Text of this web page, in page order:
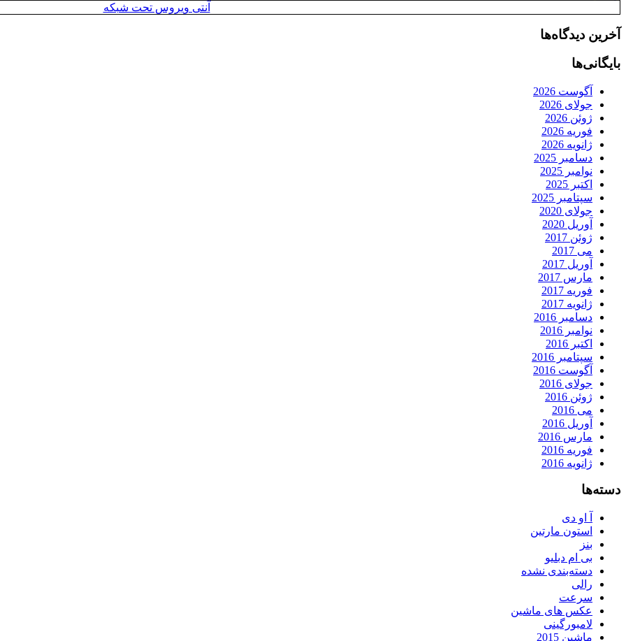
آنتی ویروس تحت شبکه
آخرین دیدگاه‌ها
بایگانی‌ها
آگوست 2026
جولای 2026
ژوئن 2026
فوریه 2026
ژانویه 2026
دسامبر 2025
نوامبر 2025
اکتبر 2025
سپتامبر 2025
جولای 2020
آوریل 2020
ژوئن 2017
می 2017
آوریل 2017
مارس 2017
فوریه 2017
ژانویه 2017
دسامبر 2016
نوامبر 2016
اکتبر 2016
سپتامبر 2016
آگوست 2016
جولای 2016
ژوئن 2016
می 2016
آوریل 2016
مارس 2016
فوریه 2016
ژانویه 2016
دسته‌ها
آ او دی
استون مارتین
بنز
بی ام دبلیو
دسته‌بندی نشده
رالی
سرعت
عکس های ماشین
لامبورگینی
ماشین 2015